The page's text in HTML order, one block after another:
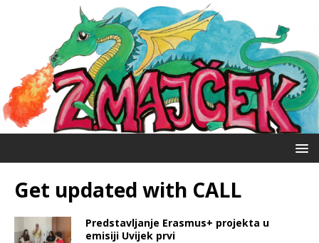
Get updated with CALL
Predstavljanje Erasmus+ projekta u
emisiji Uvijek prvi